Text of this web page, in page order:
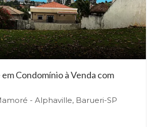
Condomínio à Venda com
- Alphaville, Barueri-SP